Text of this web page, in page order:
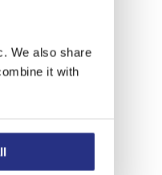
We also share
it with